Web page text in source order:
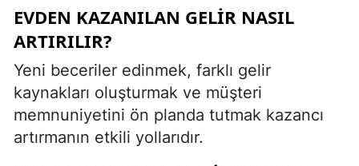
EVDEN KAZANILAN GELIR NASIL
ARTIRILIR?
Yeni beceriler edinmek, farklı gelir
kaynakları oluşturmak ve müşteri
memnuniyetini ön planda tutmak kazancı
artırmanın etkili yollarıdır.